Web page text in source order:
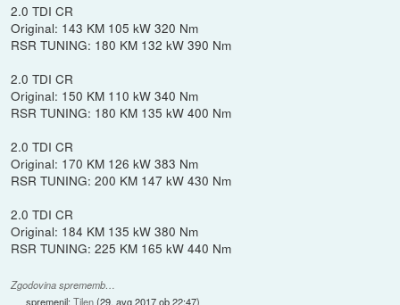
2.0 TDI CR
Original: 143 KM 105 kW 320 Nm
RSR TUNING: 180 KM 132 kW 390 Nm
2.0 TDI CR
Original: 150 KM 110 kW 340 Nm
RSR TUNING: 180 KM 135 kW 400 Nm
2.0 TDI CR
Original: 170 KM 126 kW 383 Nm
RSR TUNING: 200 KM 147 kW 430 Nm
2.0 TDI CR
Original: 184 KM 135 kW 380 Nm
RSR TUNING: 225 KM 165 kW 440 Nm
Zgodovina sprememb…
spremenil:Tilen(29. avg 2017 ob 22:47)